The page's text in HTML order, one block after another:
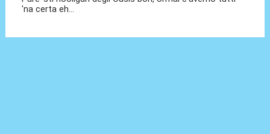
'na certa eh...